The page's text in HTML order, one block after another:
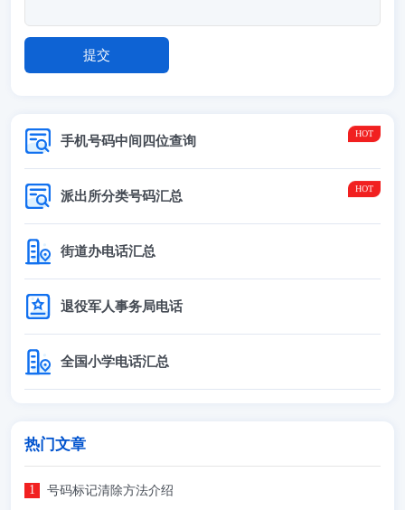
手机号码中间四位查询
派出所分类号码汇总
街道办电话汇总
退役军人事务局电话
全国小学电话汇总
热门文章
号码标记清除方法介绍